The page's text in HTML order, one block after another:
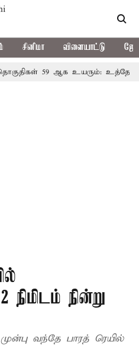
சினிமா விளையாட்டு
59 ஆக உயரும்: உத்தேச
நின்று
வந்தே பாரத் ரெயில்